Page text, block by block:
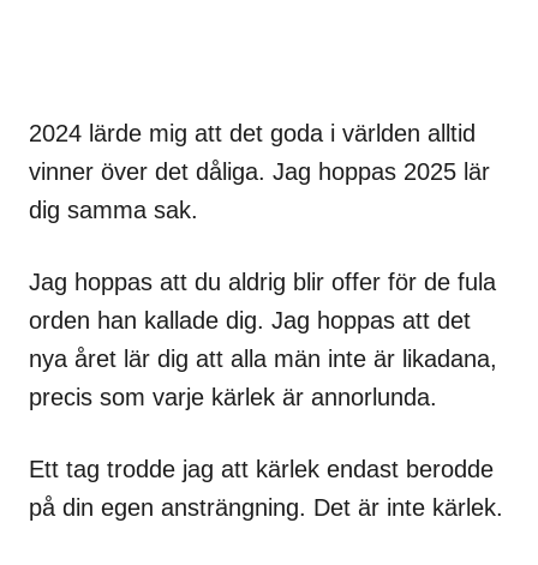
2024 lärde mig att det goda i världen alltid
vinner över det dåliga. Jag hoppas 2025 lär
dig samma sak.
Jag hoppas att du aldrig blir offer för de fula
orden han kallade dig. Jag hoppas att det
nya året lär dig att alla män inte är likadana,
precis som varje kärlek är annorlunda.
Ett tag trodde jag att kärlek endast berodde
på din egen ansträngning. Det är inte kärlek.